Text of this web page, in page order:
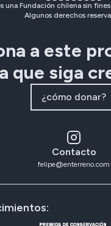
una Fundación chilena sin
Algunos derechos
a este
que siga
¿cómo donar?
Contacto
felipe@enterreno.com